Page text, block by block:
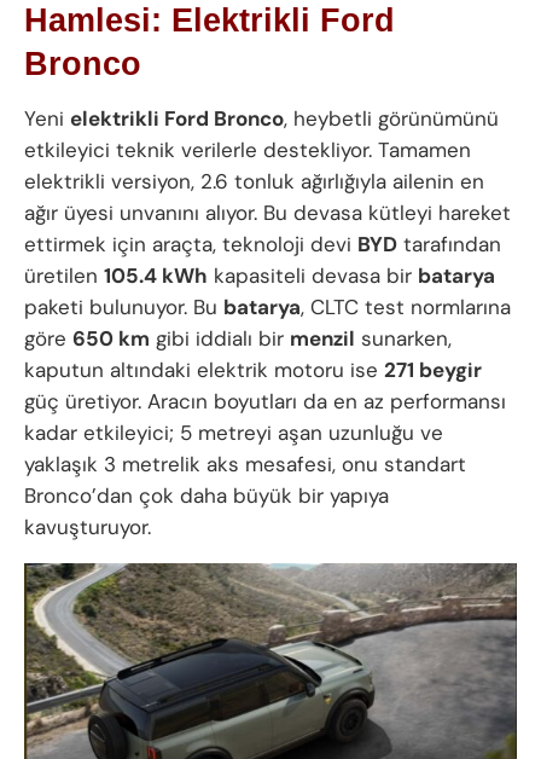
Hamlesi: Elektrikli Ford
Bronco
Yeni elektrikli Ford Bronco, heybetli görünümünü
etkileyici teknik verilerle destekliyor. Tamamen
elektrikli versiyon, 2.6 tonluk ağırlığıyla ailenin en
ağır üyesi unvanını alıyor. Bu devasa kütleyi hareket
ettirmek için araçta, teknoloji devi BYD tarafından
üretilen 105.4 kWh kapasiteli devasa bir batarya
paketi bulunuyor. Bu batarya, CLTC test normlarına
göre 650 km gibi iddialı bir menzil sunarken,
kaputun altındaki elektrik motoru ise 271 beygir
güç üretiyor. Aracın boyutları da en az performansı
kadar etkileyici; 5 metreyi aşan uzunluğu ve
yaklaşık 3 metrelik aks mesafesi, onu standart
Bronco’dan çok daha büyük bir yapıya
kavuşturuyor.